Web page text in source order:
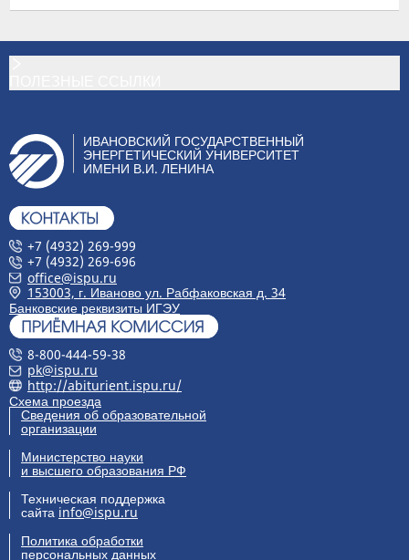
ИВАНОВСКИЙ ГОСУДАРСТВЕННЫЙ
ЭНЕРГЕТИЧЕСКИЙ УНИВЕРСИТЕТ
ИМЕНИ В.И. ЛЕНИНА
+7 (4932) 269-999
+7 (4932) 269-696
office@ispu.ru
153003, г. Иваново ул. Рабфаковская д. 34
Банковские реквизиты ИГЭУ
8-800-444-59-38
pk@ispu.ru
http://abiturient.ispu.ru/
Схема проезда
Сведения об образовательной
организации
Министерство науки
и высшего образования РФ
Техническая поддержка
сайта info@ispu.ru
Политика обработки
персональных данных